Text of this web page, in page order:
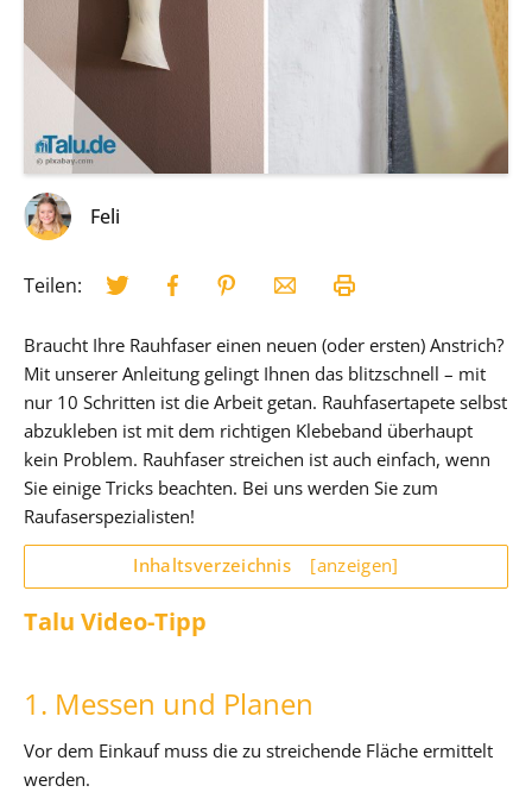
Feli
Teilen:
Braucht Ihre Rauhfaser einen neuen (oder ersten) Anstrich?
Mit unserer Anleitung gelingt Ihnen das blitzschnell – mit
nur 10 Schritten ist die Arbeit getan. Rauhfasertapete selbst
abzukleben ist mit dem richtigen Klebeband überhaupt
kein Problem. Rauhfaser streichen ist auch einfach, wenn
Sie einige Tricks beachten. Bei uns werden Sie zum
Raufaserspezialisten!
Inhaltsverzeichnis [anzeigen]
Talu Video-Tipp
1. Messen und Planen
Vor dem Einkauf muss die zu streichende Fläche ermittelt
werden.